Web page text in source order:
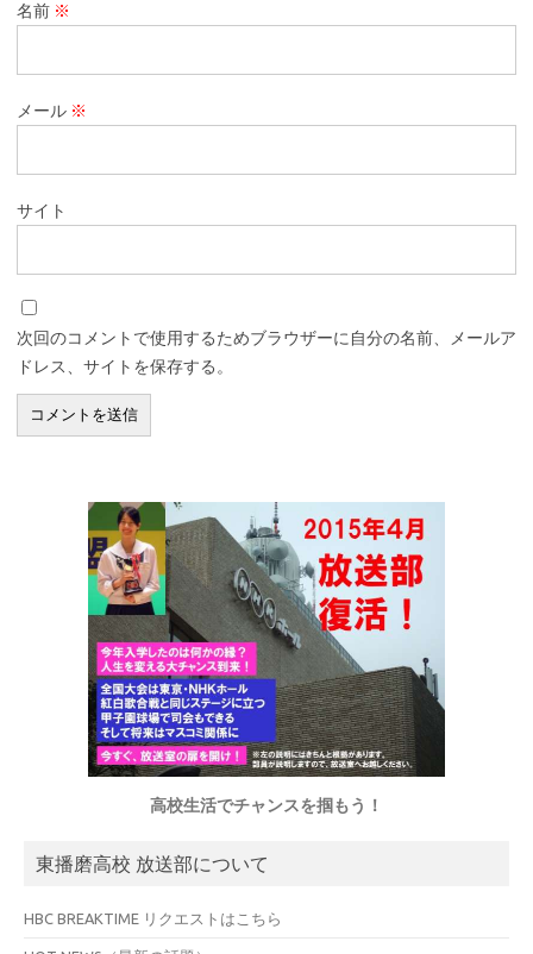
名前 ※
メール ※
サイト
次回のコメントで使用するためブラウザーに自分の名前、メールア
ドレス、サイトを保存する。
高校生活でチャンスを掴もう！
東播磨高校 放送部について
HBC BREAKTIME リクエストはこちら